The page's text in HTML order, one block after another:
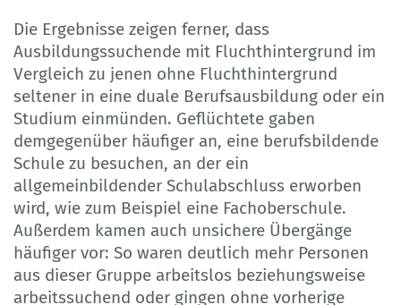
Die Ergebnisse zeigen ferner, dass
Ausbildungssuchende mit Fluchthintergrund im
Vergleich zu jenen ohne Fluchthintergrund
seltener in eine duale Berufsausbildung oder ein
Studium einmünden. Geflüchtete gaben
demgegenüber häufiger an, eine berufsbildende
Schule zu besuchen, an der ein
allgemeinbildender Schulabschluss erworben
wird, wie zum Beispiel eine Fachoberschule.
Außerdem kamen auch unsichere Übergänge
häufiger vor: So waren deutlich mehr Personen
aus dieser Gruppe arbeitslos beziehungsweise
arbeitssuchend oder gingen ohne vorherige